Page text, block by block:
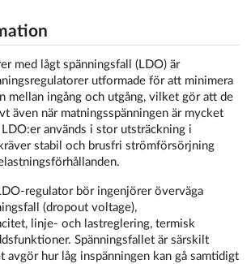
med lågt spänningsfall (LDO) är
utformade för att minimera
mellan ingång och utgång, vilket gör att de
även när matningsspänningen är mycket
LDO:er används i stor utsträckning i
stabil och brusfri strömförsörjning
regulator bör ingenjörer överväga
(dropout voltage),
linje- och lastreglering, termisk
Spänningsfallet är särskilt
hur låg inspänningen kan gå samtidigt